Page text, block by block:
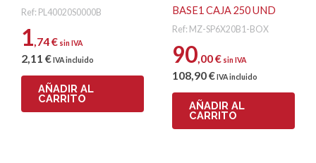
Ref: PL40020S0000B
1 ,74€ sin IVA
2 ,11 €IVA incluido
AÑADIR AL
CARRITO
BASE1 CAJA 250 UND
Ref: MZ-SP6X20B1-BOX
90 ,00€ sin IVA
108 ,90€IVA incluido
AÑADIR AL
CARRITO